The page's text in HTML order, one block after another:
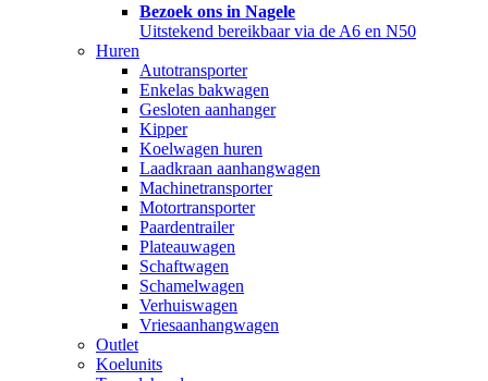
Bezoek ons in Nagele
Uitstekend bereikbaar via de A6 en N50
Huren
Autotransporter
Enkelas bakwagen
Gesloten aanhanger
Kipper
Koelwagen huren
Laadkraan aanhangwagen
Machinetransporter
Motortransporter
Paardentrailer
Plateauwagen
Schaftwagen
Schamelwagen
Verhuiswagen
Vriesaanhangwagen
Outlet
Koelunits